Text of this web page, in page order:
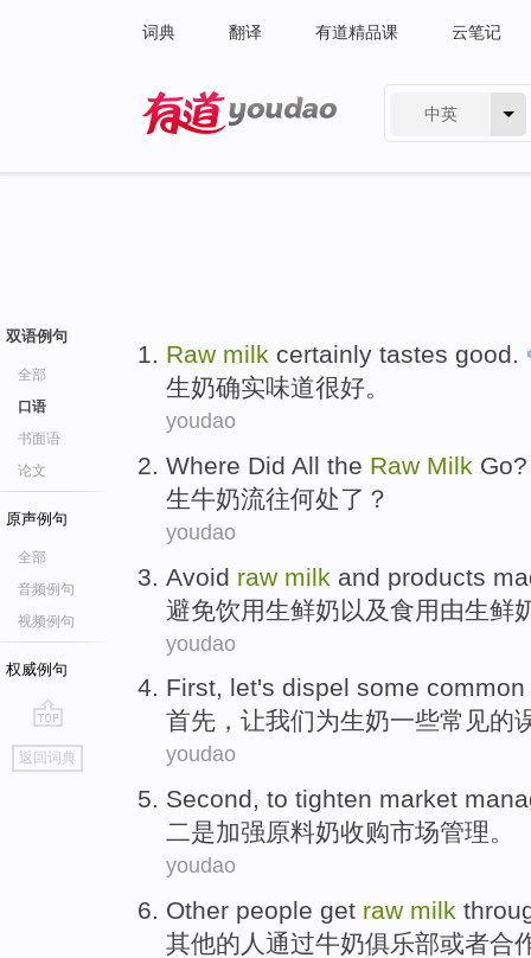
词典 翻译 有道精品课 云笔记
中英
双语例句
全部
口语
书面语
论文
原声例句
全部
音频例句
视频例句
权威例句
go
top
返回词典
Raw milk certainly tastes good.
生奶确实味道很好。
youdao
Where Did All the Raw Milk Go?
生牛奶流往何处了？
youdao
Avoid raw milk and products
避免饮用生鲜奶 以及食用由生鲜
youdao
First, let's dispel some common
首先 ， 让我们为生奶一些常见的
youdao
Second, to tighten market
二是加强原料奶收购市场管理。
youdao
Other people get raw milk
其他的 人 通过牛奶俱乐部或者合